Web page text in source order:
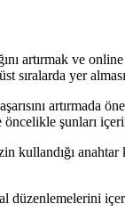
artırmak ve
yer
şunları
kullandığı